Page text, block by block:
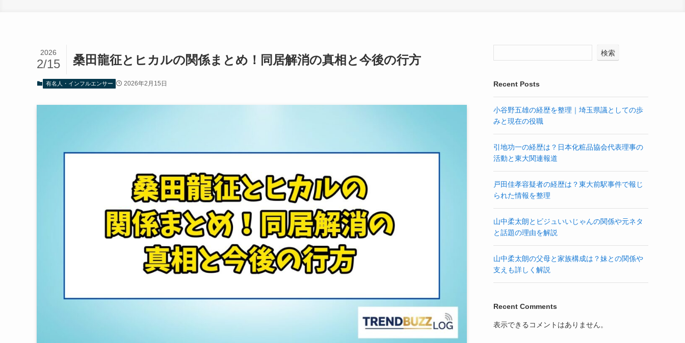
桑田龍征とヒカルの関係まとめ！同居解消の真相と今後の行方
2026
2/15
有名人・インフルエンサー 2026年2月15日
検索
Recent Posts
小谷野五雄の経歴を整理｜埼玉県議としての歩
みと現在の役職
引地功一の経歴は？日本化粧品協会代表理事の
活動と東大関連報道
戸田佳孝容疑者の経歴は？東大前駅事件で報じ
られた情報を整理
山中柔太朗とビジュいいじゃんの関係や元ネタ
と話題の理由を解説
山中柔太朗の父母と家族構成は？妹との関係や
支えも詳しく解説
Recent Comments
表示できるコメントはありません。